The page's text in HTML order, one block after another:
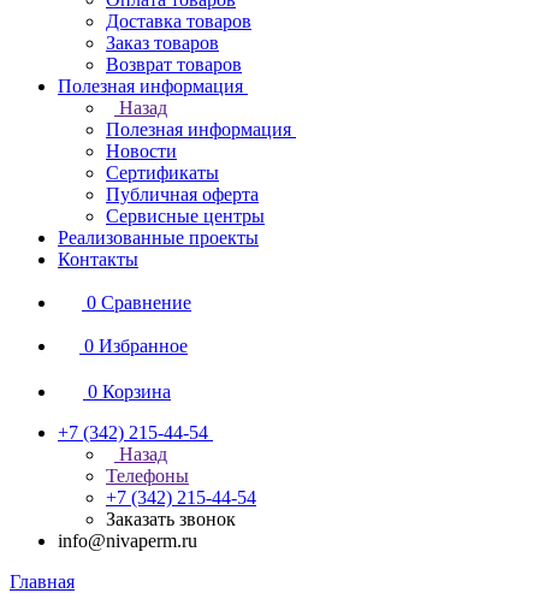
Доставка товаров
Заказ товаров
Возврат товаров
Полезная информация
Назад
Полезная информация
Новости
Сертификаты
Публичная оферта
Сервисные центры
Реализованные проекты
Контакты
0 Сравнение
0 Избранное
0 Корзина
+7 (342) 215-44-54
Назад
Телефоны
+7 (342) 215-44-54
Заказать звонок
info@nivaperm.ru
Главная